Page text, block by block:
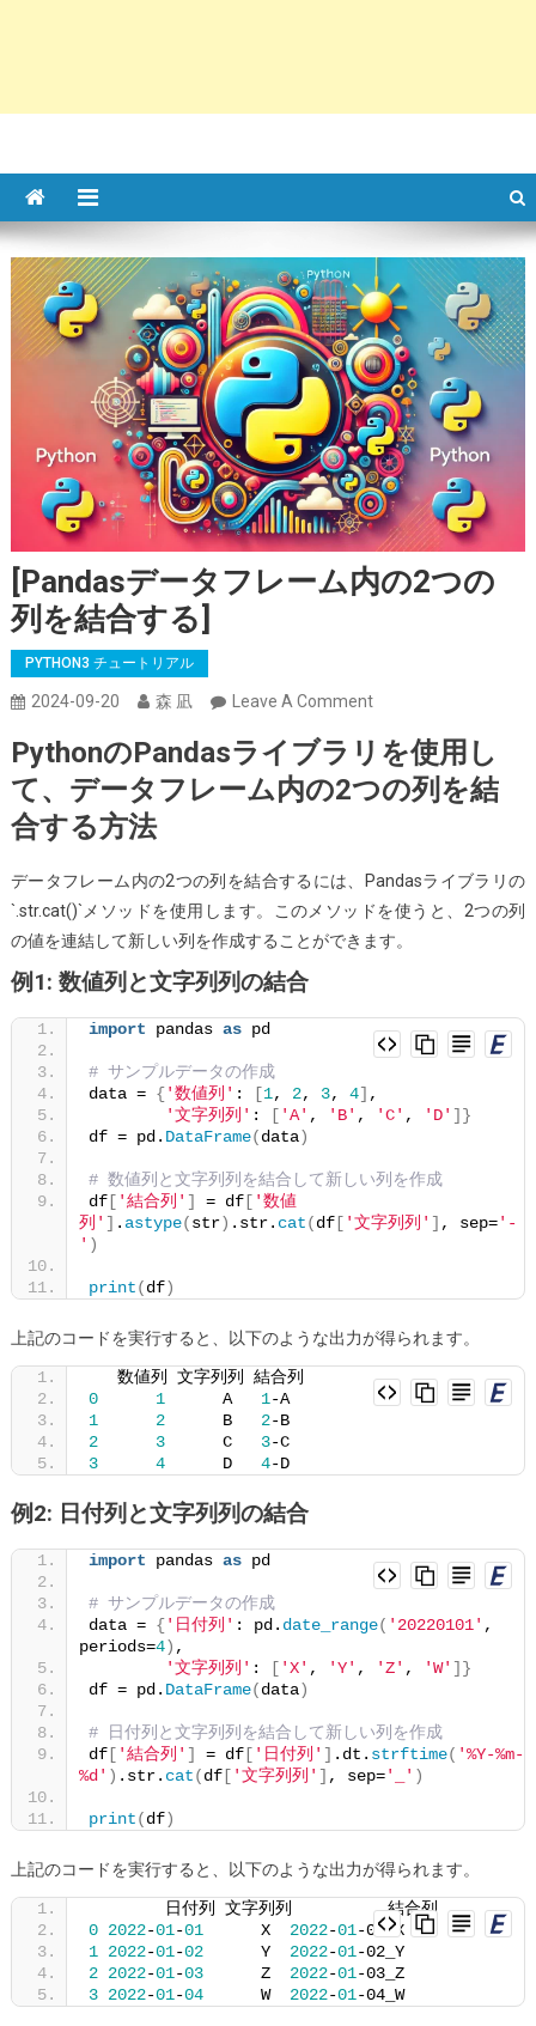
[pandasデータフレーム内の2つの
列を結合する]
PYTHON3 チュートリアル
2024-09-20 森 凪 Leave A CommentOn
デ
ー
レ
ー
ム
2
つ
列
結
PythonのPandasライブラリを使用し
て、データフレーム内の2つの列を結
合する方法
データフレーム内の2つの列を結合するには、Pandasライブラリの
`.str.cat()`メソッドを使用します。このメソッドを使うと、2つの列
の値を連結して新しい列を作成することができます。
例1: 数値列と文字列列の結合
import pandas as pd
# サンプルデータの作成
data = {'数値列' : [1, 2, 3, 4] ,
'文字列列' : [ 'A' , 'B' , 'C' , 'D' ]}
df = pd. DataFrame(data)
# 数値列と文字列列を結合して新しい列を作成
df[ '結合列' ] = df[ '数値
列' ] . astype(str) .str. cat(df[ '文字列列' ] , sep='-
' )
print(df)
上記のコードを実行すると、以下のような出力が得られます。
   数値列 文字列列 結合列
0
1
      A
1-A
1
2
      B
2-B
2
3
      C
3-C
3
4
      D
4-D
例2: 日付列と文字列列の結合
import pandas as pd
# サンプルデータの作成
data = {'日付列' : pd. date_range( '20220101' ,
periods=4) ,
'文字列列' : [ 'X' , 'Y' , 'Z' , 'W' ]}
df = pd. DataFrame(data)
# 日付列と文字列列を結合して新しい列を作成
df[ '結合列' ] = df[ '日付列' ] .dt. strftime( '%Y-%m-
%d' ) .str. cat(df[ '文字列列' ] , sep='_' )
print(df)
上記のコードを実行すると、以下のような出力が得られます。
        日付列 文字列列          結合列
0 2022-01-01
      X
2022-01-01_X
1 2022-01-02
      Y
2022-01-02_Y
2 2022-01-03
      Z
2022-01-03_Z
3 2022-01-04
      W
2022-01-04_W